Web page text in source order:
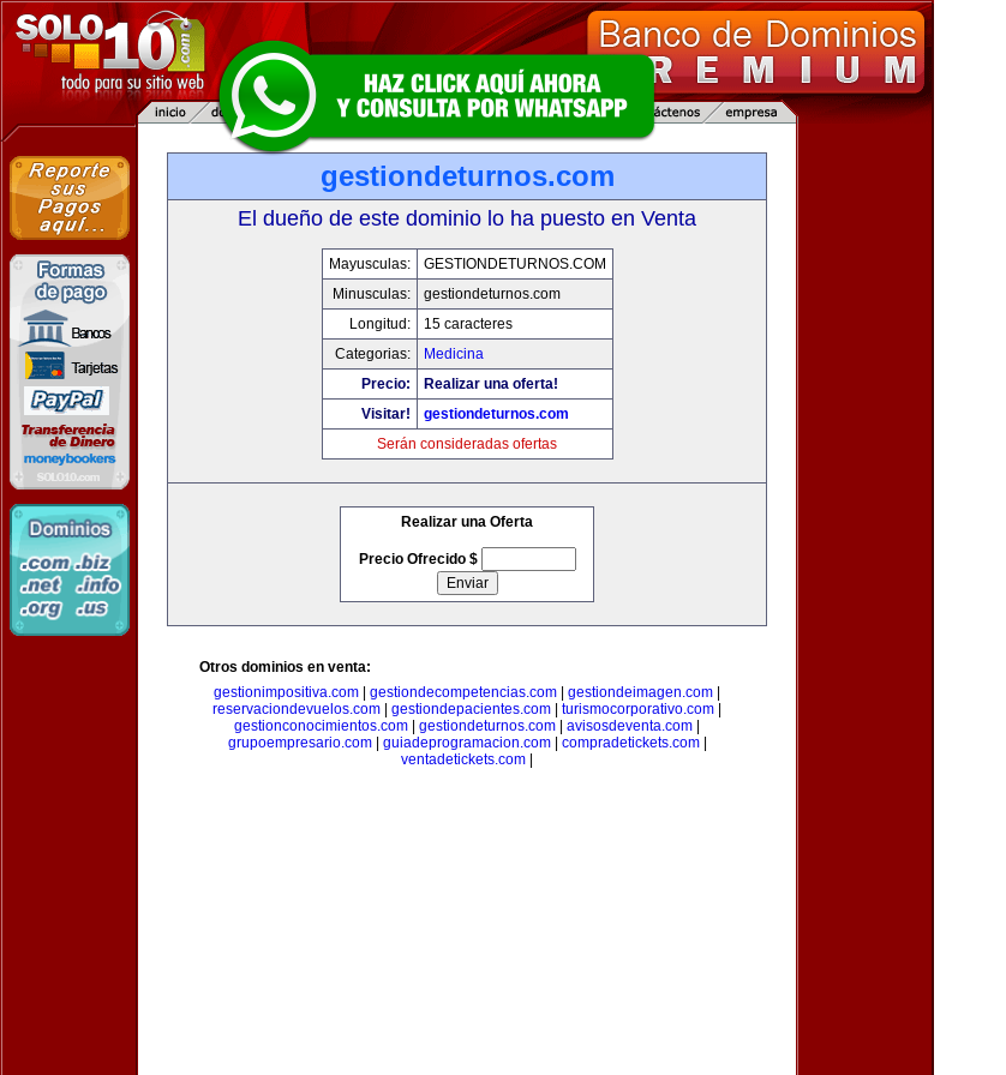
gestiondeturnos.com
El dueño de este dominio lo ha puesto en Venta
Mayusculas:
GESTIONDETURNOS.COM
Minusculas:
gestiondeturnos.com
Longitud:
15 caracteres
Categorias:
Medicina
Precio:
Realizar una oferta!
Visitar!
gestiondeturnos.com
Serán consideradas ofertas
Realizar una Oferta
Precio Ofrecido $
Otros dominios en venta:
gestionimpositiva.com
gestiondecompetencias.com gestiondeimagen.com
reservaciondevuelos.com
gestiondepacientes.com turismocorporativo.com
gestionconocimientos.com
gestiondeturnos.com avisosdeventa.com
grupoempresario.com| guiadeprogramacion.com| compradetickets.com|
ventadetickets.com